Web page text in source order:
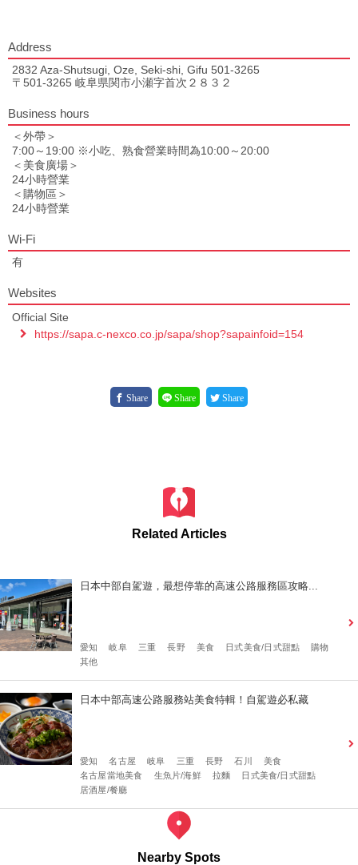
Address
2832 Aza-Shutsugi, Oze, Seki-shi, Gifu 501-3265
〒501-3265 岐阜県関市小瀬字首次２８３２
Business hours
＜外帶＞
7:00～19:00 ※小吃、熟食營業時間為10:00～20:00
＜美食廣場＞
24小時營業
＜購物區＞
24小時營業
Wi-Fi
有
Websites
Official Site
https://sapa.c-nexco.co.jp/sapa/shop?sapainfoid=154
Share Share Share
Related Articles
日本中部自駕遊，最想停靠的高速公路服務區攻略...
愛知 岐阜 三重 長野 美食 日式美食/日式甜點
購物
其他
日本中部高速公路服務站美食特輯！自駕遊必私藏
愛知 名古屋 岐阜 三重 長野 石川
美食
名古屋當地美食
生魚片/海鮮 拉麵
日式美食/日式甜點
居酒屋/餐廳
Nearby Spots